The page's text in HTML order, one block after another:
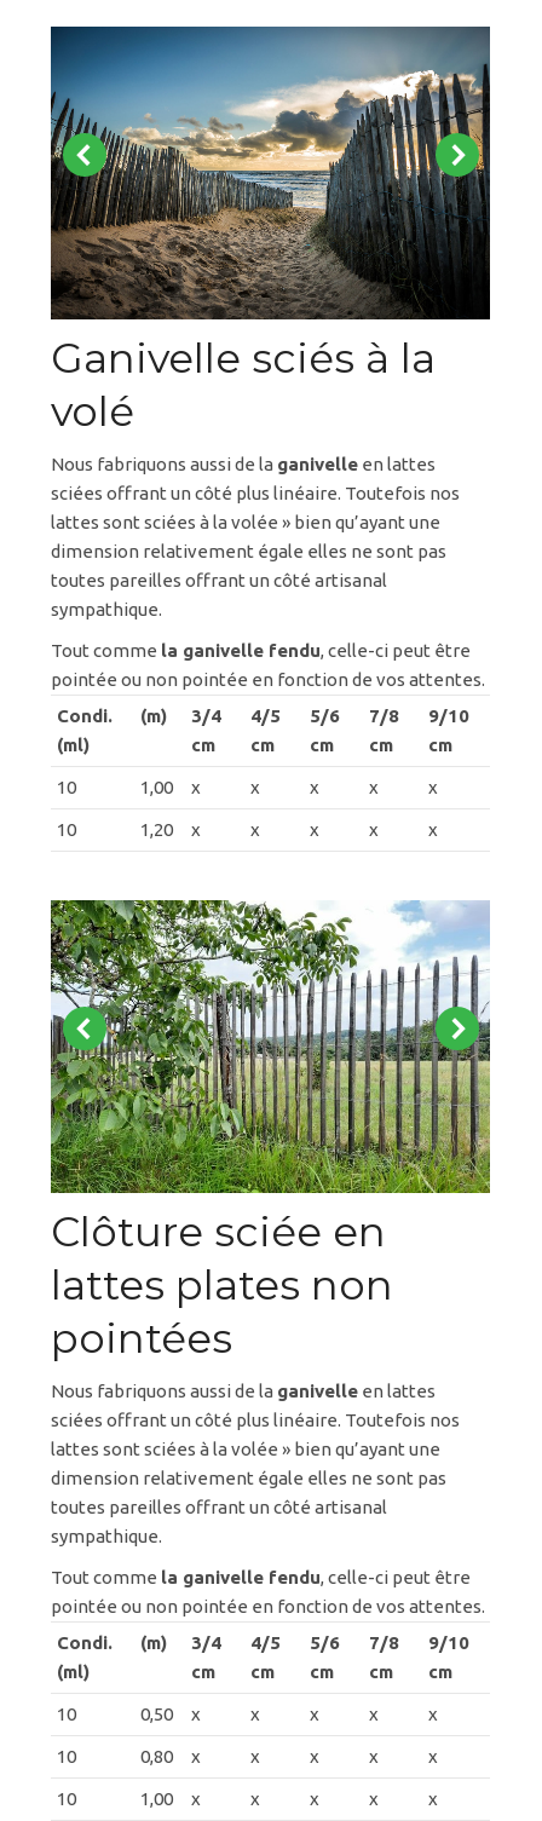
Ganivelle sciés à la
volé
Nous fabriquons aussi de la ganivelle en lattes
sciées offrant un côté plus linéaire. Toutefois nos
lattes sont sciées à la volée » bien qu’ayant une
dimension relativement égale elles ne sont pas
toutes pareilles offrant un côté artisanal
sympathique.
Tout comme la ganivelle fendu, celle-ci peut être
pointée ou non pointée en fonction de vos attentes.
Condi.
(ml)
(m)
3/4
cm
4/5
cm
5/6
cm
7/8
cm
9/10
cm
10 1,00 x x x x x
10 1,20 x x x x x
Clôture sciée en
lattes plates non
pointées
Nous fabriquons aussi de la ganivelle en lattes
sciées offrant un côté plus linéaire. Toutefois nos
lattes sont sciées à la volée » bien qu’ayant une
dimension relativement égale elles ne sont pas
toutes pareilles offrant un côté artisanal
sympathique.
Tout comme la ganivelle fendu, celle-ci peut être
pointée ou non pointée en fonction de vos attentes.
Condi.
(ml)
(m)
3/4
cm
4/5
cm
5/6
cm
7/8
cm
9/10
cm
10 0,50 x x x x x
10 0,80 x x x x x
10 1,00 x x x x x